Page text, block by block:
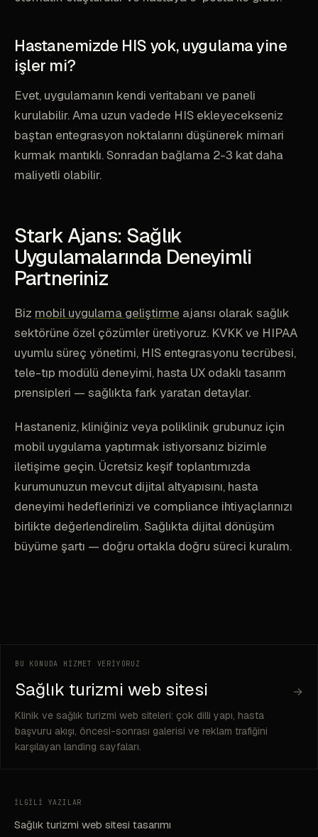
Hastanemizde HIS yok, uygulama yine
işler mi?
Evet, uygulamanın kendi veritabanı ve paneli
kurulabilir. Ama uzun vadede HIS ekleyecekseniz
baştan entegrasyon noktalarını düşünerek mimari
kurmak mantıklı. Sonradan bağlama 2-3 kat daha
maliyetli olabilir.
Stark Ajans: Sağlık
Uygulamalarında Deneyimli
Partneriniz
Biz mobil uygulama geliştirme ajansı olarak sağlık
sektörüne özel çözümler üretiyoruz. KVKK ve HIPAA
uyumlu süreç yönetimi, HIS entegrasyonu tecrübesi,
tele-tıp modülü deneyimi, hasta UX odaklı tasarım
prensipleri — sağlıkta fark yaratan detaylar.
Hastaneniz, kliniğiniz veya poliklinik grubunuz için
mobil uygulama yaptırmak istiyorsanız bizimle
iletişime geçin. Ücretsiz keşif toplantımızda
kurumunuzun mevcut dijital altyapısını, hasta
deneyimi hedeflerinizi ve compliance ihtiyaçlarınızı
birlikte değerlendirelim. Sağlıkta dijital dönüşüm
büyüme şartı — doğru ortakla doğru süreci kuralım.
BU KONUDA HİZMET VERİYORUZ
Sağlık turizmi web sitesi →
Klinik ve sağlık turizmi web siteleri: çok dilli yapı, hasta
başvuru akışı, öncesi-sonrası galerisi ve reklam trafiğini
karşılayan landing sayfaları.
İLGİLİ YAZILAR
Sağlık turizmi web sitesi tasarımı